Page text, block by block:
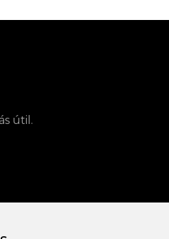
útil.